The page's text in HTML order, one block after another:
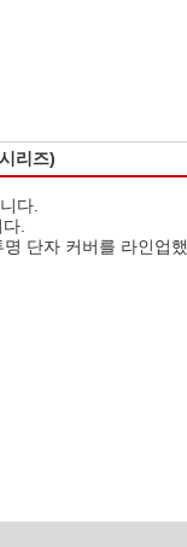
리즈)
다.
.
단자 커버를 라인업